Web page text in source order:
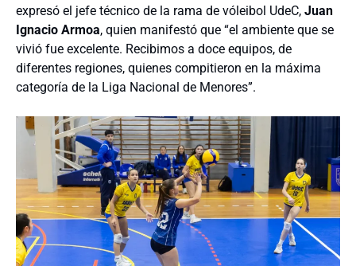
expresó el jefe técnico de la rama de vóleibol UdeC, Juan
Ignacio Armoa, quien manifestó que “el ambiente que se
vivió fue excelente. Recibimos a doce equipos, de
diferentes regiones, quienes compitieron en la máxima
categoría de la Liga Nacional de Menores”.